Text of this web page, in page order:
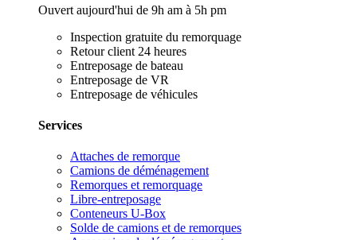
Ouvert aujourd'hui de 9h am à 5h pm
Inspection gratuite du remorquage
Retour client 24 heures
Entreposage de bateau
Entreposage de VR
Entreposage de véhicules
Services
Attaches de remorque
Camions de déménagement
Remorques et remorquage
Libre-entreposage
Conteneurs U-Box
Solde de camions et de remorques